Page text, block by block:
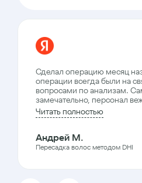
Сделал операцию месяц
операции всегда были на
вопросами по анализам.
замечательно, персонал
Читать полностью
Андрей М.
Пересадка волос методом DHI